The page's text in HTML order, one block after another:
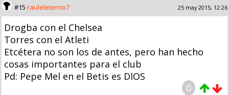
#15 rauleleterno7 25 may 2015, 12:26
Drogba con el Chelsea
Torres con el Atleti
Etcétera no son los de antes, pero han hecho
cosas importantes para el club
Pd: Pepe Mel en el Betis es DIOS
0